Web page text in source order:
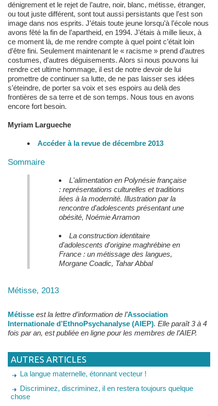
dénigrement et le rejet de l’autre, noir, blanc, métisse, étranger,
ou tout juste différent, sont tout aussi persistants que l’est son
image dans nos esprits. J’étais toute jeune lorsqu’à l’école nous
avons fêté la fin de l’apartheid, en 1994. J’étais à mille lieux, à
ce moment là, de me rendre compte à quel point c’était loin
d’être fini. Seulement maintenant le « racisme » prend d’autres
costumes, d’autres déguisements. Alors si nous pouvons lui
rendre cet ultime hommage, il est de notre devoir de lui
promettre de continuer sa lutte, de ne pas laisser ses idées
s’éteindre, de porter sa voix et ses espoirs au delà des
frontières de sa terre et de son temps. Nous tous en avons
encore fort besoin.
Myriam Largueche
Accéder à la revue de décembre 2013
Sommaire
L'alimentation en Polynésie française
: représentations culturelles et traditions
liées à la modernité. Illustration par la
rencontre d'adolescents présentant une
obésité, Noémie Arramon
La construction identitaire
d'adolescents d'origine maghrébine en
France : un métissage des langues,
Morgane Coadic, Tahar Abbal
Métisse, 2013
Métisse est la lettre d’information de l’Association
Internationale d’EthnoPsychanalyse (AIEP). Elle paraît 3 à 4
fois par an, est publiée en ligne pour les membres de l’AIEP.
AUTRES ARTICLES
La langue maternelle, étonnant vecteur !
Discriminez, discriminez, il en restera toujours quelque
chose